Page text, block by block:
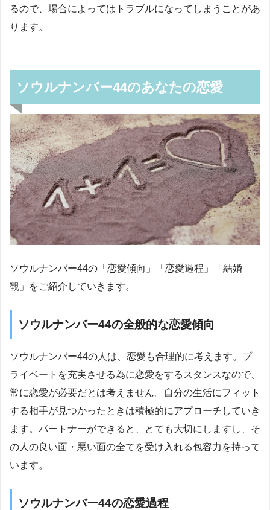
るので、場合によってはトラブルになってしまうことがあ
ります。
ソウルナンバー44のあなたの恋愛
ソウルナンバー44の「恋愛傾向」「恋愛過程」「結婚
観」をご紹介していきます。
ソウルナンバー44の全般的な恋愛傾向
ソウルナンバー44の人は、恋愛も合理的に考えます。プ
ライベートを充実させる為に恋愛をするスタンスなので、
常に恋愛が必要だとは考えません。自分の生活にフィット
する相手が見つかったときは積極的にアプローチしていき
ます。パートナーができると、とても大切にしますし、そ
の人の良い面・悪い面の全てを受け入れる包容力を持って
います。
ソウルナンバー44の恋愛過程